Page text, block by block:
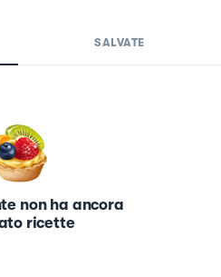
SALVATE
non ha ancora
ricette